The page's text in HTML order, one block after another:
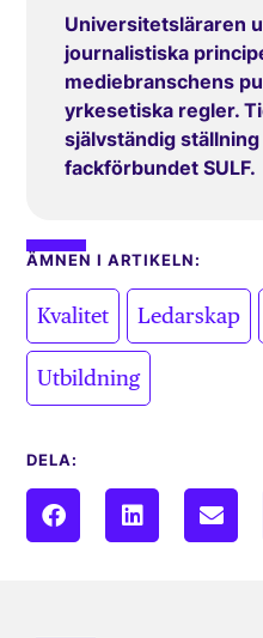
Universitetsläraren
journalistiska
mediebranschens
yrkesetiska regler.
självständig
fackförbundet SULF.
ÄMNEN I ARTIKELN:
Kvalitet Ledarskap
Utbildning
DELA: